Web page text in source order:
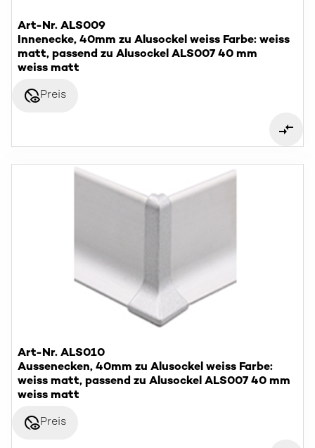
Art-Nr. ALS009
Innenecke, 40mm zu Alusockel weiss Farbe: weiss
matt, passend zu Alusockel ALS007 40 mm
weiss matt
disabled_visiblePreis
Art-Nr. ALS010
Aussenecken, 40mm zu Alusockel weiss Farbe:
weiss matt, passend zu Alusockel ALS007 40 mm
weiss matt
disabled_visiblePreis